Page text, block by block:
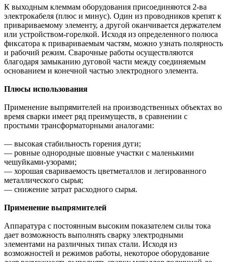
К выходным клеммам оборудования присоединяются 2-ва
электрокабеля (плюс и минус). Один из проводников крепят к
привариваемому элементу, а другой оканчивается держателем
или устройством-горелкой. Исходя из определенного полюса
фиксатора к привариваемым частям, можно узнать полярность
и рабочий режим. Сварочные работы осуществляются
благодаря замыканию дуговой части между соединяемым
основанием и конечной частью электродного элемента.
Плюсы использования
Применение выпрямителей на производственных объектах во
время сварки имеет ряд преимуществ, в сравнении с
простыми трансформаторными аналогами:
— высокая стабильность горения дуги;
— ровные однородные шовные участки с маленькими
чешуйками-узорами;
— хорошая свариваемость цветметаллов и легированного
металлического сырья;
— снижение затрат расходного сырья.
Применение выпрямителей
Аппаратура с постоянным высоким показателем силы тока
дает возможность выполнять сварку электродными
элементами на различных типах стали. Исходя из
возможностей и режимов работы, некоторое оборудование